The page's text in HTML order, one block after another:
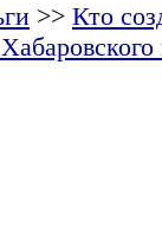
>> Кто